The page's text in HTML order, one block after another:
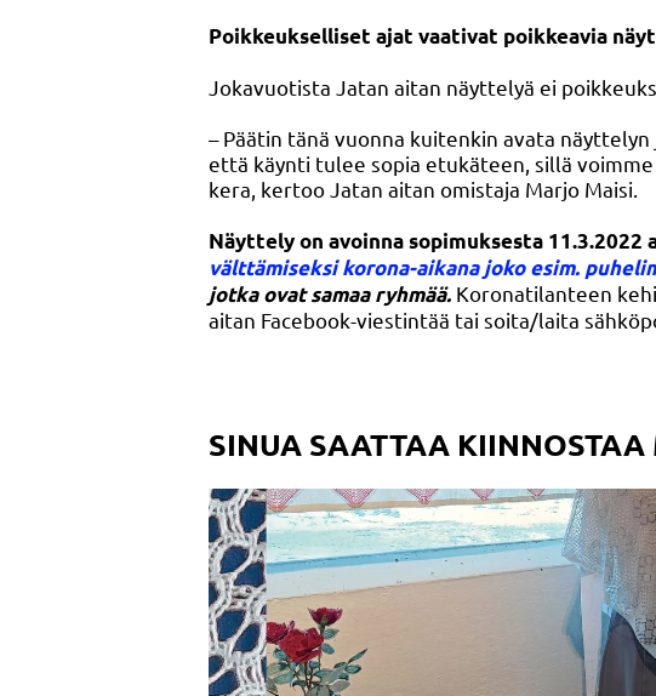
Poikkeukselliset ajat vaativat poikkeavia
Jokavuotista Jatan aitan näyttelyä ei
– Päätin tänä vuonna kuitenkin avata
että käynti tulee sopia etukäteen, sillä
kera, kertoo Jatan aitan omistaja Marjo Maisi.
Näyttely on avoinna sopimuksesta 11.3.2022
välttämiseksi korona-aikana joko esim.
jotka ovat samaa ryhmää. Koronatilanteen
aitan Facebook-viestintää tai soita/laita
SINUA SAATTAA KIINNOSTAA